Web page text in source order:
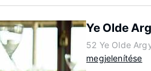
Ye Olde
52 Ye Olde
megjelenítése